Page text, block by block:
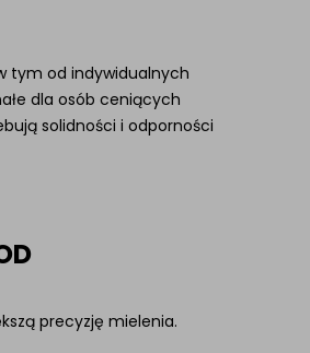
tym od indywidualnych
dla osób ceniących
solidności i odporności
precyzję mielenia.